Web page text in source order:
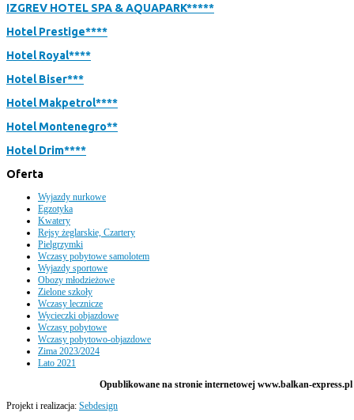
IZGREV HOTEL SPA & AQUAPARK*****
Hotel Prestige****
Hotel Royal****
Hotel Biser***
Hotel Makpetrol****
Hotel Montenegro**
Hotel Drim****
Oferta
Wyjazdy nurkowe
Egzotyka
Kwatery
Rejsy żeglarskie, Czartery
Pielgrzymki
Wczasy pobytowe samolotem
Wyjazdy sportowe
Obozy młodzieżowe
Zielone szkoły
Wczasy lecznicze
Wycieczki objazdowe
Wczasy pobytowe
Wczasy pobytowo-objazdowe
Zima 2023/2024
Lato 2021
Opublikowane na stronie internetowej www.balkan-
Projekt i realizacja: Sebdesign